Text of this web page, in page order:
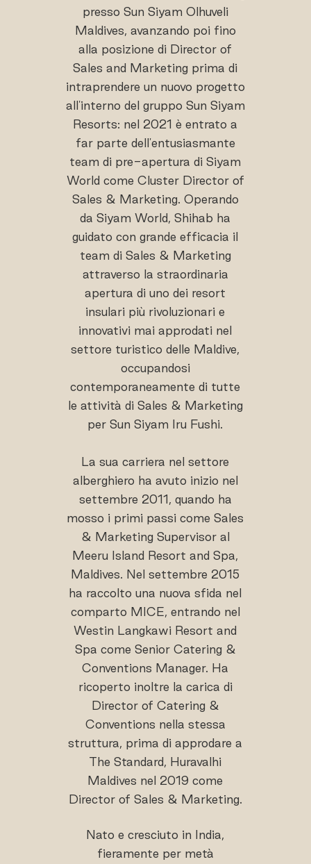
presso Sun Siyam Olhuveli
Maldives, avanzando poi fino
alla posizione di Director of
Sales and Marketing prima di
intraprendere un nuovo progetto
all'interno del gruppo Sun Siyam
Resorts: nel 2021 è entrato a
far parte dell'entusiasmante
team di pre-apertura di Siyam
World come Cluster Director of
Sales & Marketing. Operando
da Siyam World, Shihab ha
guidato con grande efficacia il
team di Sales & Marketing
attraverso la straordinaria
apertura di uno dei resort
insulari più rivoluzionari e
innovativi mai approdati nel
settore turistico delle Maldive,
occupandosi
contemporaneamente di tutte
le attività di Sales & Marketing
per Sun Siyam Iru Fushi.
La sua carriera nel settore
alberghiero ha avuto inizio nel
settembre 2011, quando ha
mosso i primi passi come Sales
& Marketing Supervisor al
Meeru Island Resort and Spa,
Maldives. Nel settembre 2015
ha raccolto una nuova sfida nel
comparto MICE, entrando nel
Westin Langkawi Resort and
Spa come Senior Catering &
Conventions Manager. Ha
ricoperto inoltre la carica di
Director of Catering &
Conventions nella stessa
struttura, prima di approdare a
The Standard, Huravalhi
Maldives nel 2019 come
Director of Sales & Marketing.
Nato e cresciuto in India,
fieramente per metà